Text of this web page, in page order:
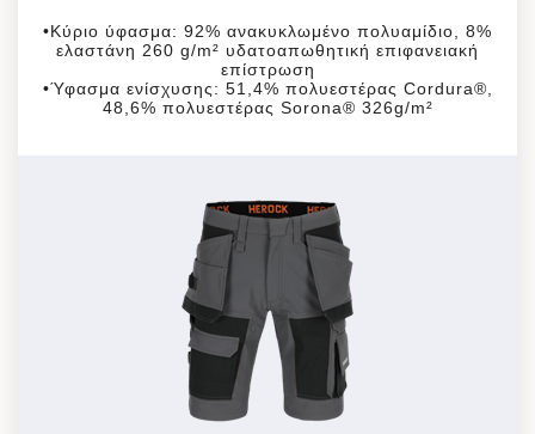
•2 ενισχυμένες πίσω τσέπες
•EN ISO 13688:2013
•Κύριο ύφασμα: 92% ανακυκλωμένο πολυαμίδιο, 8%
ελαστάνη 260 g/m² υδατοαπωθητική επιφανειακή
επίστρωση
•Ύφασμα ενίσχυσης: 51,4% πολυεστέρας Cordura®,
48,6% πολυεστέρας Sorona® 326g/m²